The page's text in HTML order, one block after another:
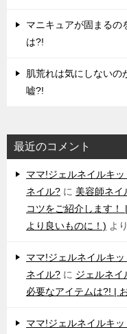
マニキュアが固まるの
は?!
肌荒れは気にしないの
嘘?!
最近のコメント
ママ!ジェルネイルキ
ネイル? に 美容師ネイ
コツをご紹介します
より良いものに！) より
ママ!ジェルネイルキ
ネイル? に ジェルネイ
必要なアイテムは?! |
ママ!ジェルネイルキ